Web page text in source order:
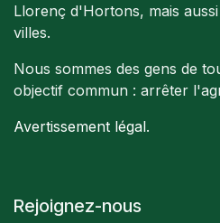
Llorenç d'Hortons, mais
villes.
Nous sommes des gens de
objectif commun : arrêter
Avertissement légal.
Rejoignez-nous